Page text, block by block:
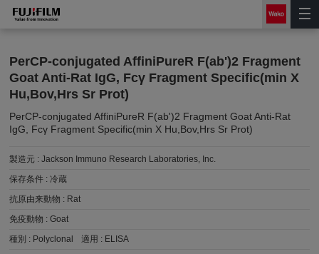
PerCP-conjugated AffiniPureR F(ab')2 Fragment
Goat Anti-Rat IgG, Fcγ Fragment Specific(min X
Hu,Bov,Hrs Sr Prot)
PerCP-conjugated AffiniPureR F(ab')2 Fragment Goat Anti-Rat
IgG, Fcγ Fragment Specific(min X Hu,Bov,Hrs Sr Prot)
製造元 :Jackson Immuno Research Laboratories, Inc.
保存条件 :冷蔵
抗原由来動物 : Rat
免疫動物 :Goat
種別 : Polyclonal 適用 : ELISA